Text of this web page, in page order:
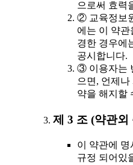
으로써 효력
② 교육정보
에는 이 약관
경한 경우에
공시합니다.
③ 이용자는
으면, 언제나
약을 해지할
제 3 조 (약관외
이 약관에 명
규정 되어있